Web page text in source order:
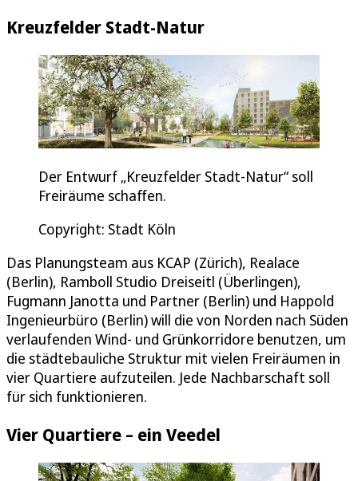
Kreuzfelder Stadt-Natur
Der Entwurf „Kreuzfelder Stadt-Natur“ soll
Freiräume schaffen.
Copyright: Stadt Köln
Das Planungsteam aus KCAP (Zürich), Realace
(Berlin), Ramboll Studio Dreiseitl (Überlingen),
Fugmann Janotta und Partner (Berlin) und Happold
Ingenieurbüro (Berlin) will die von Norden nach Süden
verlaufenden Wind- und Grünkorridore benutzen, um
die städtebauliche Struktur mit vielen Freiräumen in
vier Quartiere aufzuteilen. Jede Nachbarschaft soll
für sich funktionieren.
Vier Quartiere – ein Veedel